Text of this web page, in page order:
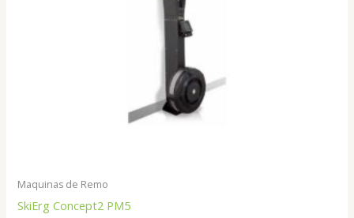
Maquinas de Remo
SkiErg Concept2 PM5